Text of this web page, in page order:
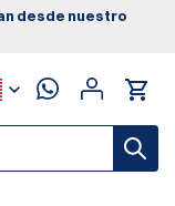
desde nuestro